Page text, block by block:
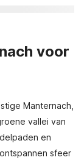
voor
Manternach,
vallei van
en
sfeer